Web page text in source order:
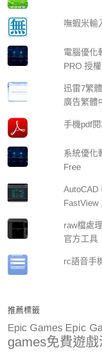
嘸蝦米輸
電腦優化
PRO 授
迅雷7繁
廣告繁體
手機pdf
系統優化
Free
AutoCAD
FastView
raw檔處
官方工具
rc語音手
推薦標籤
Epic Games Epic
games免費遊戲